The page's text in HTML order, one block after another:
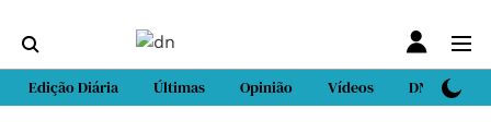
Edição Diária Últimas Opinião Vídeos DN Sport